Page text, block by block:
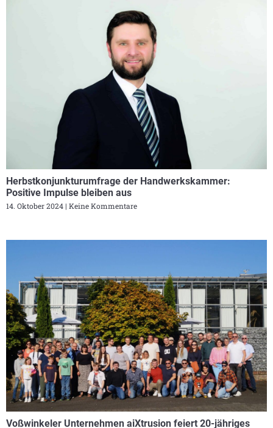
Herbstkonjunkturumfrage der Handwerkskammer:
Positive Impulse bleiben aus
14. Oktober 2024 Keine Kommentare
Voßwinkeler Unternehmen aiXtrusion feiert 20-jähriges